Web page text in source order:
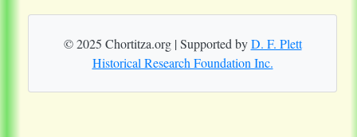
© 2025 Chortitza.org | Supported byD. F. Plett
Historical Research Foundation Inc.